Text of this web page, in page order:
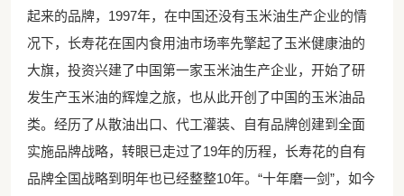
起来的品牌，1997年，在中国还没有玉米油生产企业的情
况下，长寿花在国内食用油市场率先擎起了玉米健康油的
大旗，投资兴建了中国第一家玉米油生产企业，开始了研
发生产玉米油的辉煌之旅，也从此开创了中国的玉米油品
类。经历了从散油出口、代工灌装、自有品牌创建到全面
实施品牌战略，转眼已走过了19年的历程，长寿花的自有
品牌全国战略到明年也已经整整10年。“十年磨一剑”，如今